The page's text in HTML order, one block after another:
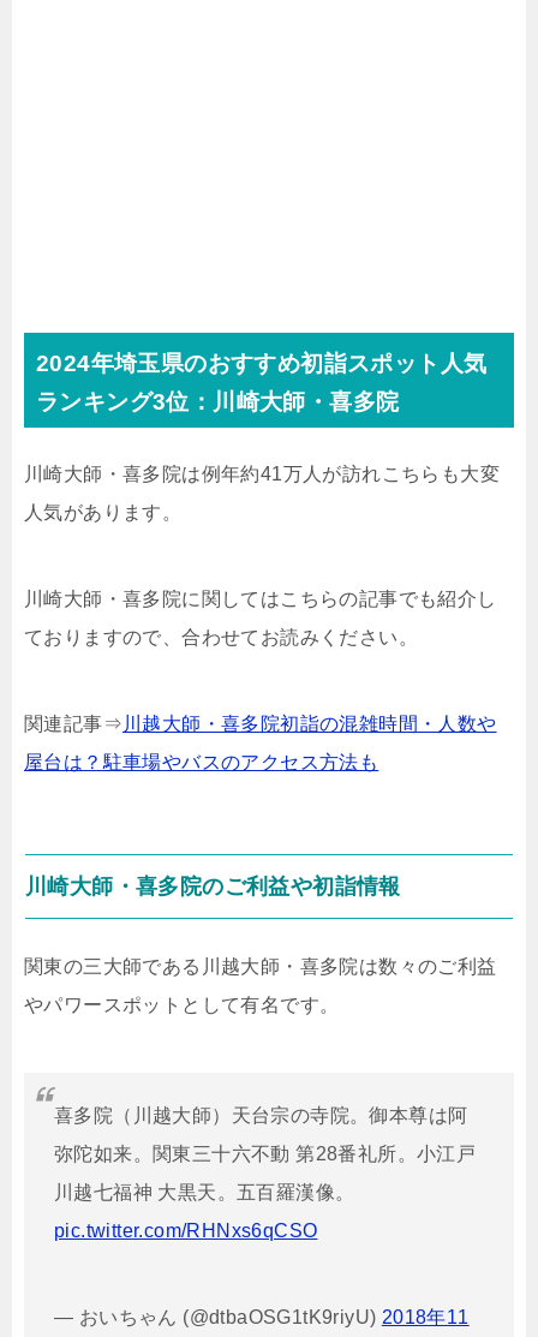
2024年埼玉県のおすすめ初詣スポット人気
ランキング3位：川崎大師・喜多院
川崎大師・喜多院は例年約41万人が訪れこちらも大変
人気があります。
川崎大師・喜多院に関してはこちらの記事でも紹介し
ておりますので、合わせてお読みください。
関連記事⇒ 川越大師・喜多院初詣の混雑時間・人数や
屋台は？駐車場やバスのアクセス方法も
川崎大師・喜多院のご利益や初詣情報
関東の三大師である川越大師・喜多院は数々のご利益
やパワースポットとして有名です。
喜多院（川越大師）天台宗の寺院。御本尊は阿
弥陀如来。関東三十六不動 第28番礼所。小江戸
川越七福神 大黒天。五百羅漢像。
pic.twitter.com/RHNxs6qCSO
— おいちゃん (@dtbaOSG1tK9riyU) 2018年11